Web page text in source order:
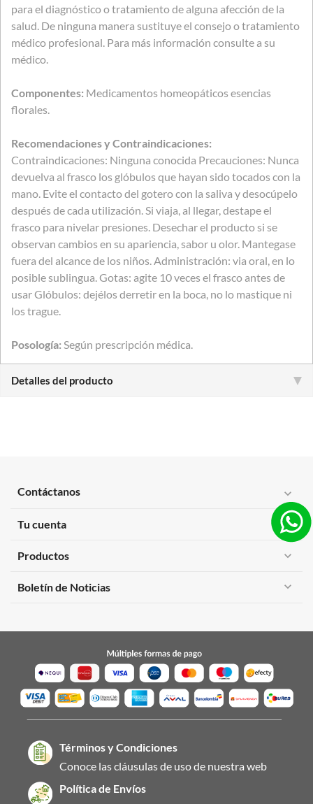
para el diagnóstico o tratamiento de alguna afección de la
salud. De ninguna manera sustituye el consejo o tratamiento
médico profesional. Para más información consulte a su
médico.
Componentes: Medicamentos homeopáticos esencias
florales.
Recomendaciones y Contraindicaciones:
Contraindicaciones: Ninguna conocida Precauciones: Nunca
devuelva al frasco los glóbulos que hayan sido tocados con la
mano. Evite el contacto del gotero con la saliva y desocúpelo
después de cada utilización. Si viaja, al llegar, destape el
frasco para nivelar presiones. Desechar el producto si se
observan cambios en su apariencia, sabor u olor. Mantegase
fuera del alcance de los niños. Administración: via oral, en lo
posible sublingua. Gotas: agite 10 veces el frasco antes de
usar Glóbulos: dejélos derretir en la boca, no lo mastique ni
los trague.
Posología: Según prescripción médica.
Detalles del producto
Contáctanos expand_more
Tu cuenta expand_more
Productos expand_more
Boletín de Noticias expand_more
Términos y Condiciones
Conoce las cláusulas de uso de nuestra web
Política de Envíos